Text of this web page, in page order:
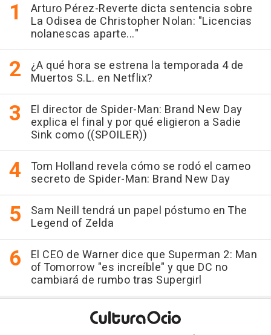
Arturo Pérez-Reverte dicta sentencia sobre
La Odisea de Christopher Nolan: "Licencias
nolanescas aparte..."
¿A qué hora se estrena la temporada 4 de
Muertos S.L. en Netflix?
El director de Spider-Man: Brand New Day
explica el final y por qué eligieron a Sadie
Sink como ((SPOILER))
Tom Holland revela cómo se rodó el cameo
secreto de Spider-Man: Brand New Day
Sam Neill tendrá un papel póstumo en The
Legend of Zelda
El CEO de Warner dice que Superman 2: Man
of Tomorrow "es increíble" y que DC no
cambiará de rumbo tras Supergirl